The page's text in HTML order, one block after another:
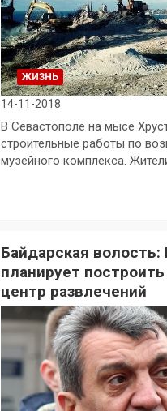
ЖИЗНЬ
14-11-2018
В Севастополе на мысе
строительные работы по
музейного комплекса.
Байдарская
планирует
центр развлечений